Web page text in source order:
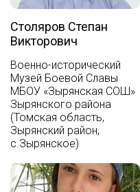
Столяров Степан
Викторович
Военно-исторический
Музей Боевой Славы
МБОУ «Зырянская СОШ»
Зырянского района
(Томская область,
Зырянский район,
с.Зырянское)